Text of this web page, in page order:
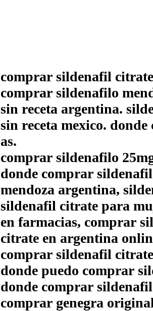
comprar sildenafil
comprar sildenafilo
sin receta argentina.
sin receta mexico.
as.
comprar sildenafilo
donde comprar
mendoza argentina,
sildenafil citrate para
en farmacias, comprar
citrate en argentina
comprar sildenafil
donde puedo comprar
donde comprar
comprar genegra